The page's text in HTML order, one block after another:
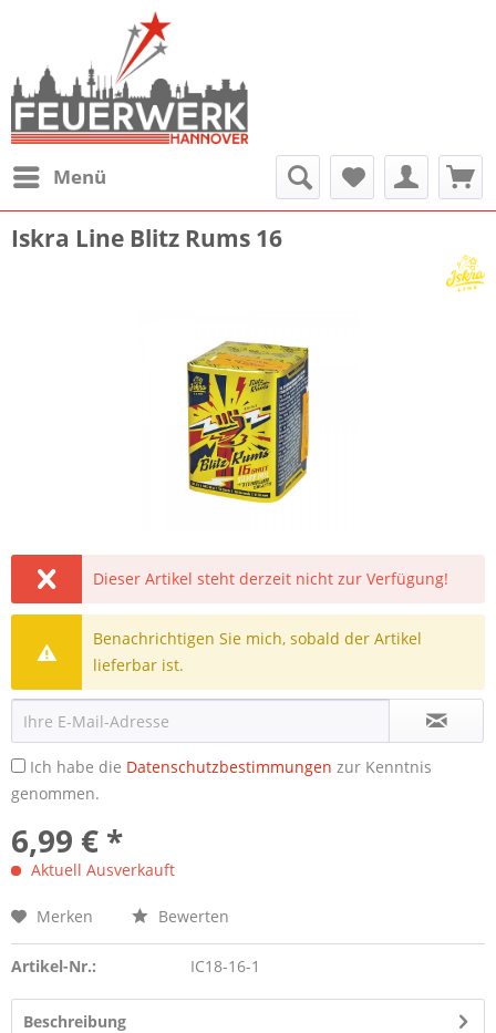
Menü
Iskra Line Blitz Rums 16
Dieser Artikel steht derzeit nicht zur Verfügung!
Benachrichtigen Sie mich, sobald der Artikel
lieferbar ist.
Ich habe die Datenschutzbestimmungen zur Kenntnis
genommen.
6,99 € *
Aktuell Ausverkauft
Merken Bewerten
Artikel-Nr.: IC18-16-1
Beschreibung